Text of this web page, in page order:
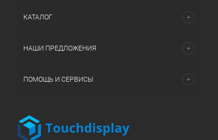
КАТАЛОГ
НАШИ ПРЕДЛОЖЕНИЯ
ПОМОЩЬ И СЕРВИСЫ